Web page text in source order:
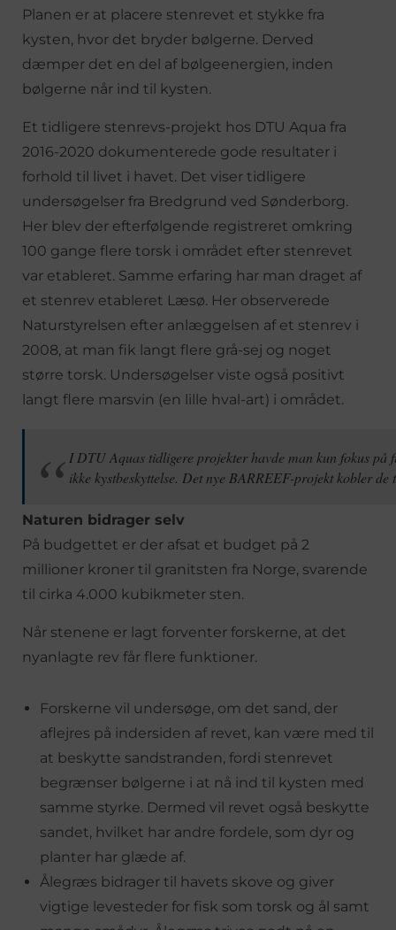
Planen er at placere stenrevet et stykke fra
kysten, hvor det bryder bølgerne. Derved
dæmper det en del af bølgeenergien, inden
bølgerne når ind til kysten.
Et tidligere stenrevs-projekt hos DTU Aqua fra
2016-2020 dokumenterede gode resultater i
forhold til livet i havet. Det viser tidligere
undersøgelser fra Bredgrund ved Sønderborg.
Her blev der efterfølgende registreret omkring
100 gange flere torsk i området efter stenrevet
var etableret. Samme erfaring har man draget af
et stenrev etableret Læsø. Her observerede
Naturstyrelsen efter anlæggelsen af et stenrev i
2008, at man fik langt flere grå-sej og noget
større torsk. Undersøgelser viste også positivt
langt flere marsvin (en lille hval-art) i området.
I DTU Aquas tidligere projekter havde man kun fokus på
ikke kystbeskyttelse. Det nye BARREEF-projekt kobler de
Naturen bidrager selv
På budgettet er der afsat et budget på 2
millioner kroner til granitsten fra Norge, svarende
til cirka 4.000 kubikmeter sten.
Når stenene er lagt forventer forskerne, at det
nyanlagte rev får flere funktioner.
Forskerne vil undersøge, om det sand, der
aflejres på indersiden af revet, kan være med til
at beskytte sandstranden, fordi stenrevet
begrænser bølgerne i at nå ind til kysten med
samme styrke. Dermed vil revet også beskytte
sandet, hvilket har andre fordele, som dyr og
planter har glæde af.
Ålegræs bidrager til havets skove og giver
vigtige levesteder for fisk som torsk og ål samt